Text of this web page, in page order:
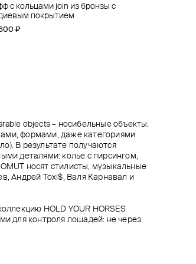
с кольцами join из бронзы с
покрытием
₽
кафф crush
₽
с клепками из серебра
800 ₽ 12 000 ₽ −10%
оплате онлайн
hold your horses из тонкой двойной
с подвеской из бронзы с родиевым
₽
objects – носибельные объекты.
формами, даже категориями
В результате получаются
деталями: колье с пирсингом,
носят стилисты, музыкальные
Андрей Toxi$, Валя Карнавал и
HOLD YOUR HORSES
для контроля лошадей: не через